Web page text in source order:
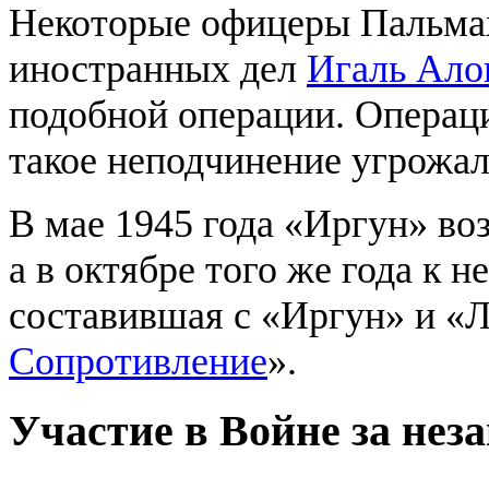
Некоторые офицеры
иностранных дел Игаль
подобной операции.
такое неподчинение
В мае 1945 года «Иргун»
а в октябре того же года к
составившая с «Иргун» и
Сопротивление».
Участие в Войне за